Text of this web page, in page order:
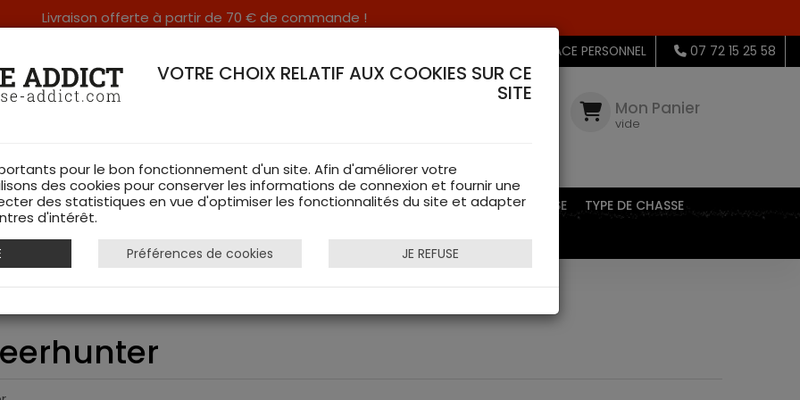
Livraison offerte à partir de 70 € de commande !
DANS LES VOSGES & SUR INTERNET MON ESPACE PERSONNEL 07 72 15 25 58
Mon Panier
vide
DE CHASSE RAYON FEMME CHAUSSURES ACCESSOIRES EQUIPEMENTS DE CHASSE
TYPE DE CHASSE
Mallard Deerhunter
VOTRE CHOIX RELATIF AUX COOKIES SUR CE
SITE
pour le bon fonctionnement d'un site. Afin d'améliorer votre
des cookies pour conserver les informations de connexion et fournir une
des statistiques en vue d'optimiser les fonctionnalités du site et adapter
d'intérêt.
Préférences de cookies JE REFUSE